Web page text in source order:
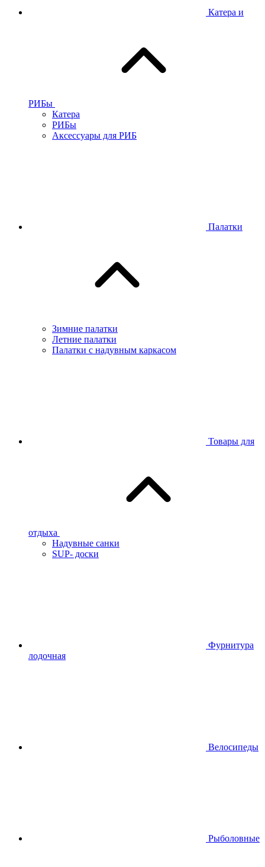
Катера и
РИБы
Катера
РИБы
Аксессуары для РИБ
Палатки
Зимние палатки
Летние палатки
Палатки с надувным каркасом
Товары для
отдыха
Надувные санки
SUP- доски
Фурнитура
лодочная
Велосипеды
Рыболовные